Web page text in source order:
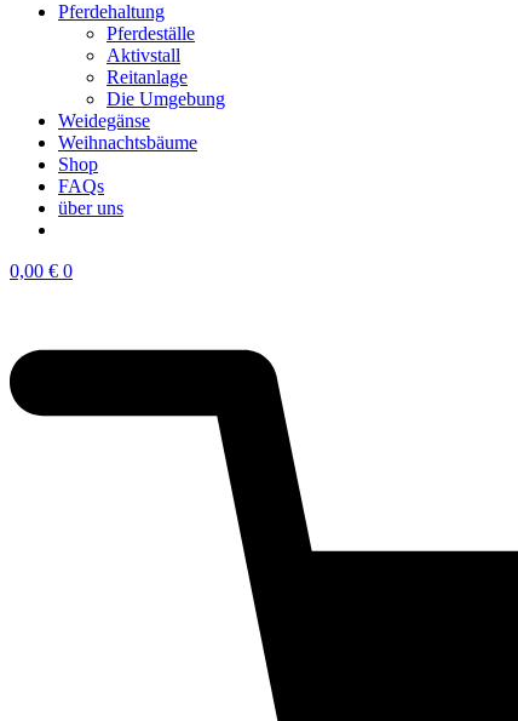
Pferdehaltung
Pferdeställe
Aktivstall
Reitanlage
Die Umgebung
Weidegänse
Weihnachtsbäume
Shop
FAQs
über uns
0,00 € 0